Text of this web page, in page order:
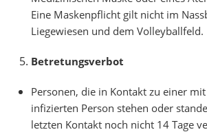
Eine Maskenpflicht gilt nicht im
Liegewiesen und dem Volleyballfeld.
Betretungsverbot
Personen, die in Kontakt zu einer mit
infizierten Person stehen oder
letzten Kontakt noch nicht 14 Tage